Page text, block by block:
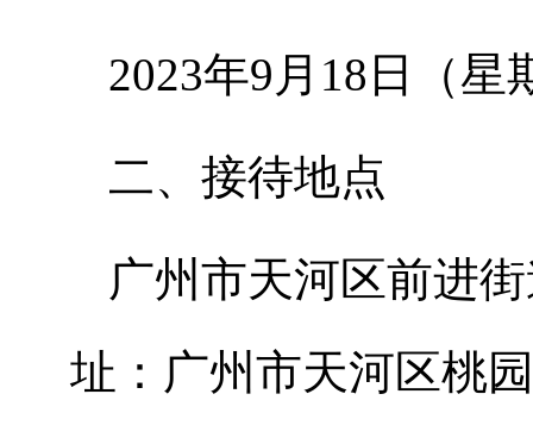
2023年9月18日（星
二、接待地点
广州市天河区前进
址：广州市天河区桃